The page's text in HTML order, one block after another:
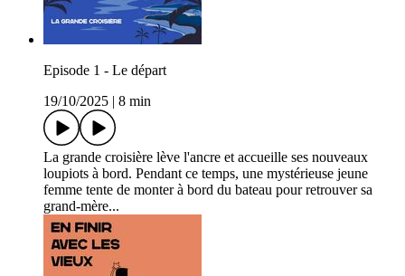
Episode 1 - Le départ
19/10/2025
8 min
La grande croisière lève l'ancre et accueille ses nouveaux
loupiots à bord. Pendant ce temps, une mystérieuse jeune
femme tente de monter à bord du bateau pour retrouver sa
grand-mère...